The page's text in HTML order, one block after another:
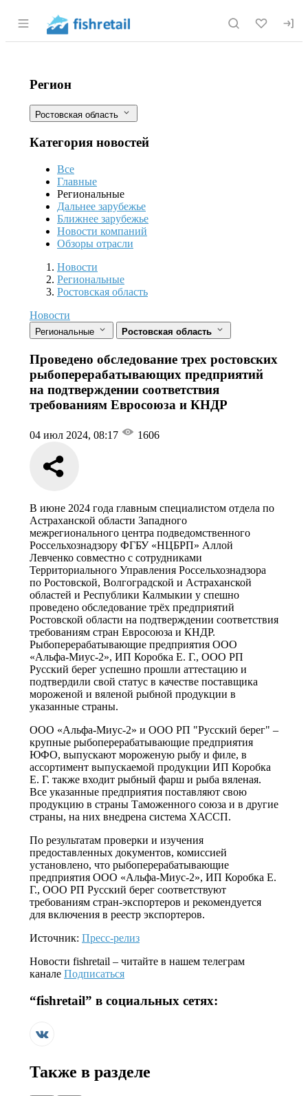
Раздел навигации по сайту fishretail.ru
Проведено обследование трех
Фильтры
Регион
Ростовская область
Категория новостей
Все
Главные
Региональные
Дальнее зарубежье
Ближнее зарубежье
Новости компаний
Обзоры отрасли
Новости
Разделы
Новости
Региональные
Ростовская область
Новости
Региональные Ростовская область
Проведено обследование трех ростовских
рыбоперерабатывающих предприятий
на подтверждении соответствия
требованиям Евросоюза и КНДР
04 июл 2024, 08:17 1606
В июне 2024 года главным специалистом отдела по
Астраханской области Западного
межрегионального центра подведомственного
Россельхознадзору ФГБУ «НЦБРП» Аллой
Левченко совместно с сотрудниками
Территориального Управления Россельхознадзора
по Ростовской, Волгоградской и Астраханской
областей и Республики Калмыкии у спешно
проведено обследование трёх предприятий
Ростовской области на подтверждении соответствия
требованиям стран Евросоюза и КНДР.
Рыбоперерабатывающие предприятия ООО
«Альфа-Миус-2», ИП Коробка Е. Г., ООО РП
Русский берег успешно прошли аттестацию и
подтвердили свой статус в качестве поставщика
мороженой и вяленой рыбной продукции в
указанные страны.
ООО «Альфа-Миус-2» и ООО РП "Русский берег" –
крупные рыбоперерабатывающие предприятия
ЮФО, выпускают мороженую рыбу и филе, в
ассортимент выпускаемой продукции ИП Коробка
Е. Г. также входит рыбный фарш и рыба вяленая.
Все указанные предприятия поставляют свою
продукцию в страны Таможенного союза и в другие
страны, на них внедрена система ХАССП.
По результатам проверки и изучения
предоставленных документов, комиссией
установлено, что рыбоперерабатывающие
предприятия ООО «Альфа-Миус-2», ИП Коробка Е.
Г., ООО РП Русский берег соответствуют
требованиям стран-экспортеров и рекомендуется
для включения в реестр экспортеров.
Источник: Пресс-релиз
Новости fishretail – читайте в нашем телеграм
канале Подписаться
“fishretail” в социальных сетях:
Также в разделе